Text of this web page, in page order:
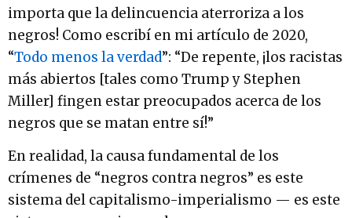
importa que la delincuencia aterroriza a los
negros! Como escribí en mi artículo de 2020,
“Todo menos la verdad”: “De repente, ¡los racistas
más abiertos [tales como Trump y Stephen
Miller] fingen estar preocupados acerca de los
negros que se matan entre sí!”
En realidad, la causa fundamental de los
crímenes de “negros contra negros” es este
sistema del capitalismo-imperialismo — es este